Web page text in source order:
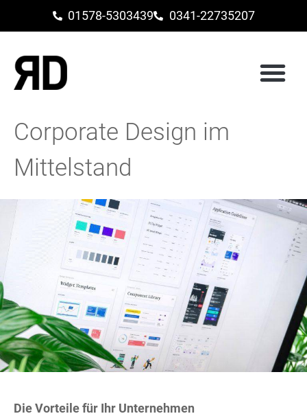
01578-5303439 0341-22735207
Corporate Design im
Mittelstand
Die Vorteile für Ihr Unternehmen